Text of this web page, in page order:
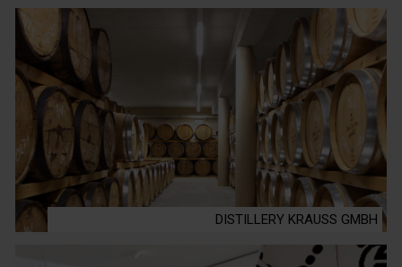
DISTILLERY KRAUSS GMBH